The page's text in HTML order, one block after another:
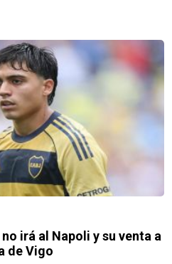
irá al Napoli y su venta a
de Vigo